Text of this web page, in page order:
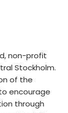
non-profit
Stockholm.
of the
encourage
through